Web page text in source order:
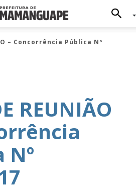
– Concorrência Pública Nº
REUNIÃO
Nº